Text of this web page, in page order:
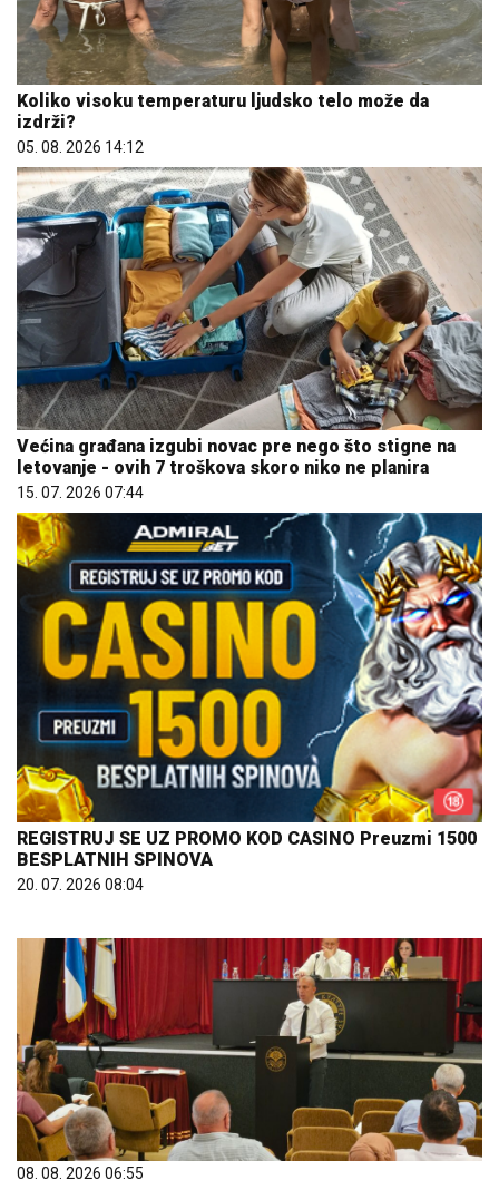
Koliko visoku temperaturu ljudsko telo može da
izdrži?
05. 08. 2026 14:12
Većina građana izgubi novac pre nego što stigne na
letovanje - ovih 7 troškova skoro niko ne planira
15. 07. 2026 07:44
REGISTRUJ SE UZ PROMO KOD CASINO Preuzmi 1500
BESPLATNIH SPINOVA
20. 07. 2026 08:04
08. 08. 2026 06:55